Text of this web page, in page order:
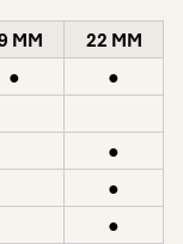
MM
22 MM
●
●
●
●
●